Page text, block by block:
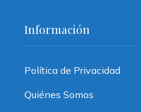
Información
Política de Privacidad
Quiénes Somos